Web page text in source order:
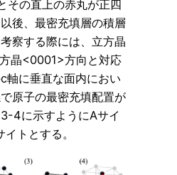
その直上の赤丸が正四
後、最密充填層の積層
察する際には、立方晶
晶<0001>方向と対応
軸に垂直な面内におい
原子の最密充填配置が
4に示すようにAサイ
トとする。